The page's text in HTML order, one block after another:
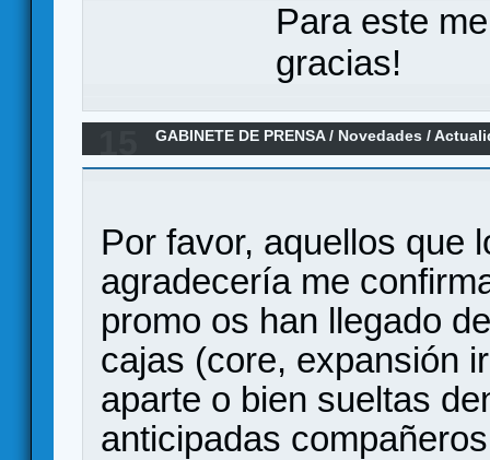
Para este
gracias!
GABINETE DE PRENSA/ Novedades /
Mundos, expansion y minis por Doit Games
Por favor, aquellos que
agradecería me
promo os han llegado
cajas (core, expansión
aparte o bien sueltas
anticipadas